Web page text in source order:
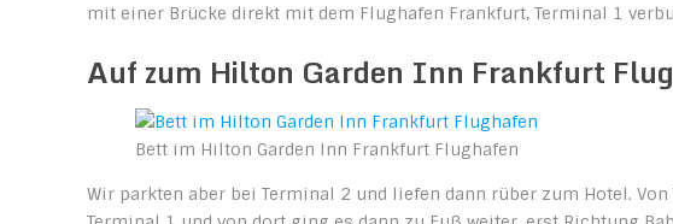
mit einer Brücke direkt mit dem Flughafen Frankfurt, Terminal 1
Auf zum Hilton Garden Inn Frankfurt
Bett im Hilton Garden Inn Frankfurt Flughafen
Wir parkten aber bei Terminal 2 und liefen dann rüber zum Hotel.